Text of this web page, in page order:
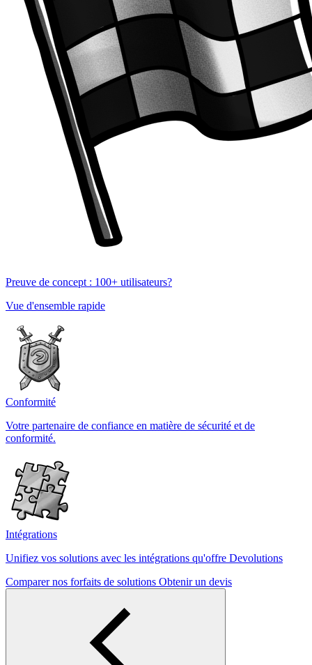
Preuve de concept : 100+ utilisateurs?
Vue d'ensemble rapide
Conformité
Votre partenaire de confiance en matière de sécurité et de
conformité.
Intégrations
Unifiez vos solutions avec les intégrations qu'offre Devolutions
Comparer nos forfaits de solutions Obtenir un devis